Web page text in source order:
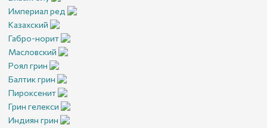
Империал ред
Казахский
Габро-норит
Масловский
Роял грин
Балтик грин
Пироксенит
Грин гелекси
Индиян грин